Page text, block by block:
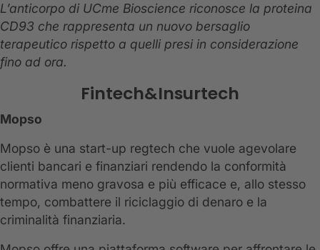
L’anticorpo di UCme Bioscience riconosce la proteina
CD93 che rappresenta un nuovo bersaglio
terapeutico rispetto a quelli presi in considerazione
fino ad ora.
Fintech&Insurtech
Mopso
Mopso è una start-up regtech che vuole agevolare
clienti bancari e finanziari rendendo la conformità
normativa meno gravosa e più efficace e, allo stesso
tempo, combattere il riciclaggio di denaro e la
criminalità finanziaria.